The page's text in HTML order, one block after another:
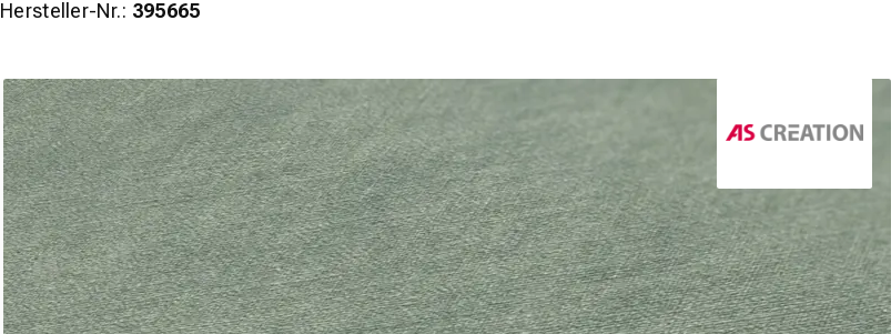
Hersteller-Nr.: 395665